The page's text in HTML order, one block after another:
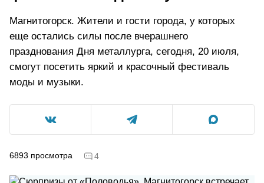
Магнитогорск. Жители и гости города, у которых
еще остались силы после вчерашнего
празднования Дня металлурга, сегодня, 20 июля,
смогут посетить яркий и красочный фестиваль
моды и музыки.
6893 просмотра 4